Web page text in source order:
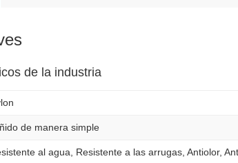
de la industria
de manera simple
al agua, Resistente a las arrugas, Antiolor,